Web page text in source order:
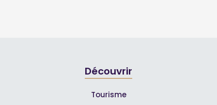
Découvrir
Tourisme